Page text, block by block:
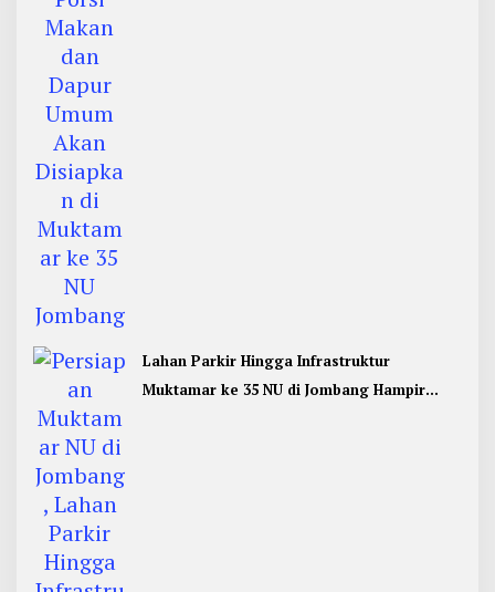
Lahan Parkir Hingga Infrastruktur
Muktamar ke 35 NU di Jombang Hampir